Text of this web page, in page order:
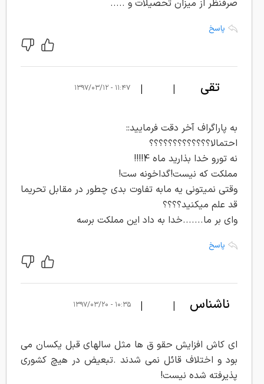
صرفنظر از میزان تحصیلات و .....
پاسخ
تقی |
| ۱۱:۴۷ - ۱۳۹۷/۰۳/۱۲
به پاراگراف آخر دقت فرمایید::
احتمالا؟؟؟؟؟؟؟؟؟؟؟؟؟
نه تورو خدا بذارید ماه 4!!!!
مملکت که نیست!گداخونه ست!
وقتی نمیتونی یه مابه تفاوت بدی چطور در مقابل تحریما
قد علم میکنید؟؟؟؟
وای بر ما.......خدا به داد این مملکت برسه
پاسخ
ناشناس |
| ۱۰:۳۵ - ۱۳۹۷/۰۳/۲۰
ای کاش افزایش حقو ق ها مثل سالهای قبل یکسان می
بود و اختلاف قائل نمی شدند .تبعیض در هیچ کشوری
پذیرفته شده نیست!